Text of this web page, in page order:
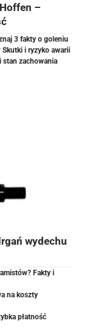
–
3 fakty o goleniu
i ryzyko awarii
stan zachowania
wydechu
Fakty i
na koszty
płatność